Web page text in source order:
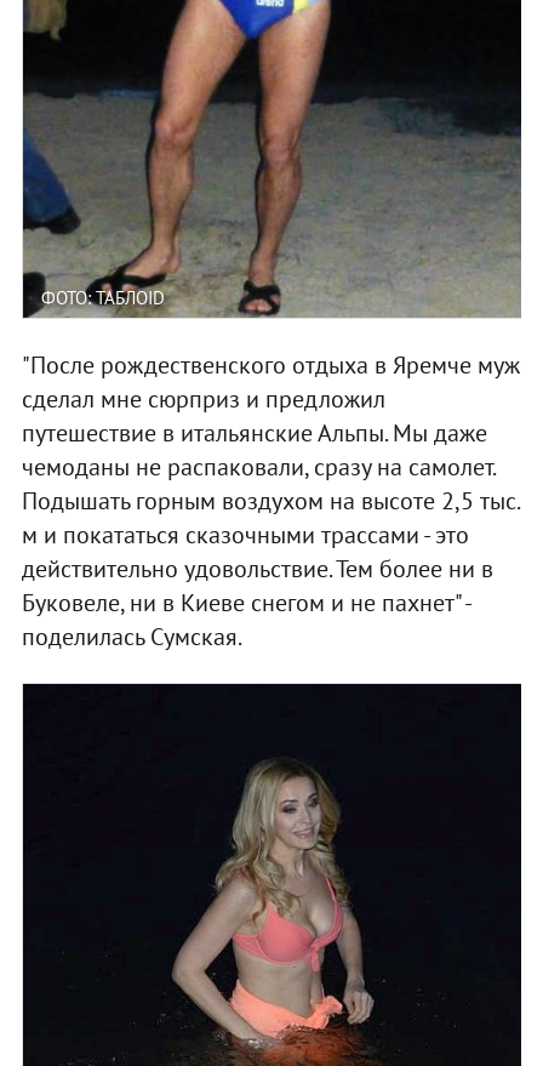
ФОТО: ТАБЛОID
"После рождественского отдыха в Яремче муж
сделал мне сюрприз и предложил
путешествие в итальянские Альпы. Мы даже
чемоданы не распаковали, сразу на самолет.
Подышать горным воздухом на высоте 2,5 тыс.
м и покататься сказочными трассами - это
действительно удовольствие. Тем более ни в
Буковеле, ни в Киеве снегом и не пахнет" -
поделилась Сумская.